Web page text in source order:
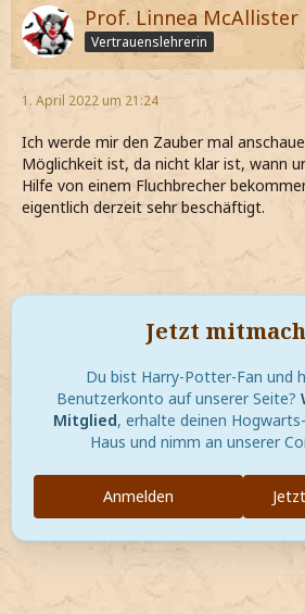
Prof. Linnea McAllister
Vertrauenslehrerin
1. April 2022 um 21:24
Ich werde mir den Zauber mal
Möglichkeit ist, da nicht klar ist, wann
Hilfe von einem Fluchbrecher
eigentlich derzeit sehr beschäftigt.
Jetzt
Du bist Harry-Potter-Fan und
Benutzerkonto auf unserer Seite?
Mitglied, erhalte deinen
Haus und nimm an unserer
Anmelden